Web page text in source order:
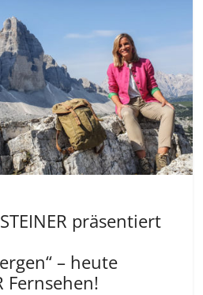
präsentiert
– heute
Fernsehen!